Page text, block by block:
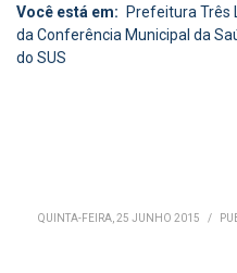
Você está em: Prefeitura Três
da Conferência Municipal da
do SUS
QUINTA-FEIRA, 25 JUNHO 2015 /